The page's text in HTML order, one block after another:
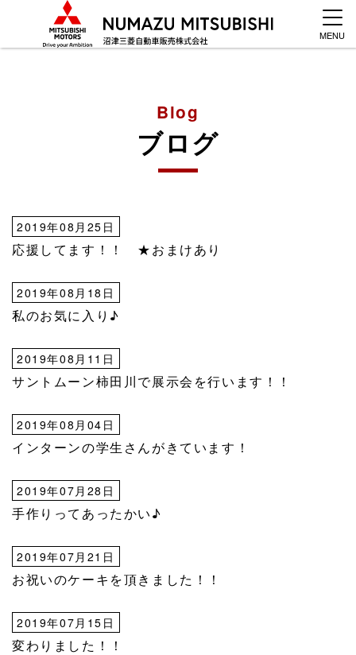
MENU
Blog
ブログ
2019年08月25日
応援してます！！ ★おまけあり
2019年08月18日
私のお気に入り♪
2019年08月11日
サントムーン柿田川で展示会を行います！！
2019年08月04日
インターンの学生さんがきています！
2019年07月28日
手作りってあったかい♪
2019年07月21日
お祝いのケーキを頂きました！！
2019年07月15日
変わりました！！